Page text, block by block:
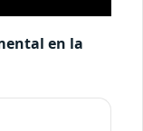
en la